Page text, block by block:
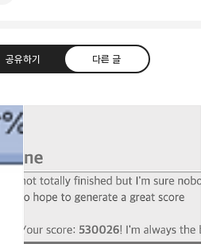
공유하기 다른 글
퓨팅을 공부하는
라인 트위터